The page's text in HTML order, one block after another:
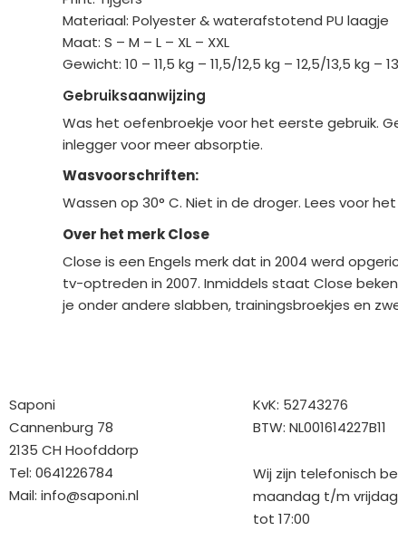
Materiaal: Polyester & waterafstotend PU laagje
Maat: S – M – L – XL – XXL
Gewicht: 10 – 11,5 kg – 11,5/12,5 kg – 12,5/13,5 kg –
Gebruiksaanwijzing
Was het oefenbroekje voor het eerste gebruik.
inlegger voor meer absorptie.
Wasvoorschriften:
Wassen op 30° C. Niet in de droger. Lees voor
Over het merk Close
Close is een Engels merk dat in 2004 werd
tv-optreden in 2007. Inmiddels staat Close
je onder andere slabben, trainingsbroekjes en
Saponi
Cannenburg 78
2135 CH Hoofddorp
Tel: 0641226784
Mail: info@saponi.nl
KvK: 52743276
BTW: NL001614227B11
Wij zijn telefonisch
maandag t/m vrijdag
tot 17:00